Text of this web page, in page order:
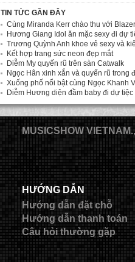
TIN TỨC GẦN ĐÂY
Cùng Miranda Kerr chào thu với Blazer
Hương Giang Idol ăn mặc sexy đi dự
Trương Quỳnh Anh khoe vẻ sexy và
Kết hợp trang sức neon đẹp mắt
Diễm My quyến rũ trên sàn Catwalk
Ngọc Hân xinh xắn và quyến rũ trong
Xuống phố nổi bật cùng Ngọc Khanh
Diễm Hương diện đầm baby đi dự tiệc
MUSICSHOW VIETNAM.,
HƯỚNG DẪN
Hướng dẫn đặt chỗ
Hướng dẫn thanh toán
Câu hỏi thường gặp